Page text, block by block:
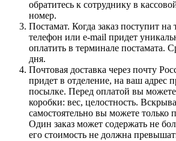
обратитесь к сотруднику в
номер.
Постамат. Когда заказ поступит на
телефон или e-mail придет
оплатить в терминале постамата.
дня.
Почтовая доставка через почту
придет в отделение, на ваш адрес
посылке. Перед оплатой вы
коробки: вес, целостность.
самостоятельно вы можете только
Один заказ может содержать не
его стоимость не должна